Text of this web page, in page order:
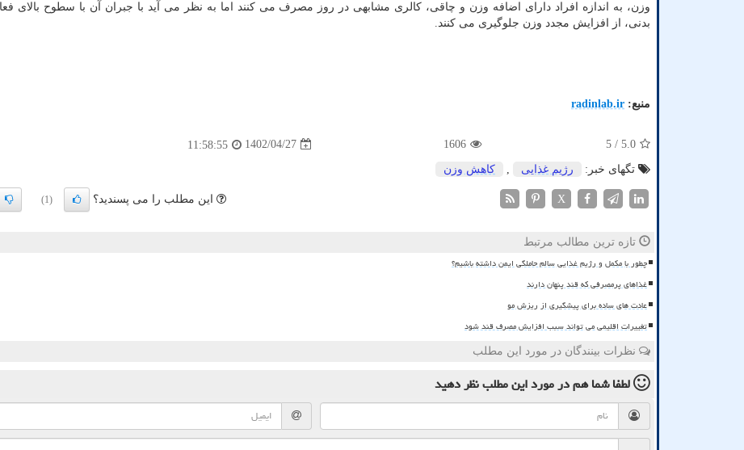
وزن، به اندازه افراد دارای اضافه وزن و چاقی، کالری مشابهی در روز مصرف می کنند اما به نظر می آید با جبران آن با سطوح بالای
بدنی، از افزایش مجدد وزن جلوگیری می کنند.
منبع: radinlab.ir
5.0
/ 5
1606
1402/04/27
11:58:55
تگهای خبر:
رژیم غذایی كاهش وزن
X این مطلب را می پسندید؟ (1)
تازه ترین مطالب مرتبط
چطور با مکمل و رژیم غذایی سالم حاملگی ایمن داشته باشیم؟
غذاهای پرمصرفی که قند پنهان دارند
عادت های ساده برای پیشگیری از ریزش مو
تغییرات اقلیمی می تواند سبب افزایش مصرف قند شود
نظرات بینندگان در مورد این مطلب
لطفا شما همدر مورد این مطلبنظر دهید